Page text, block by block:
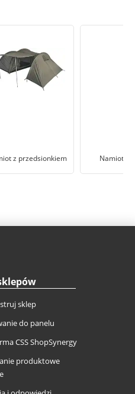
z przedsionkiem Namiot
sklep
do panelu
CSS ShopSynergy
produktowe